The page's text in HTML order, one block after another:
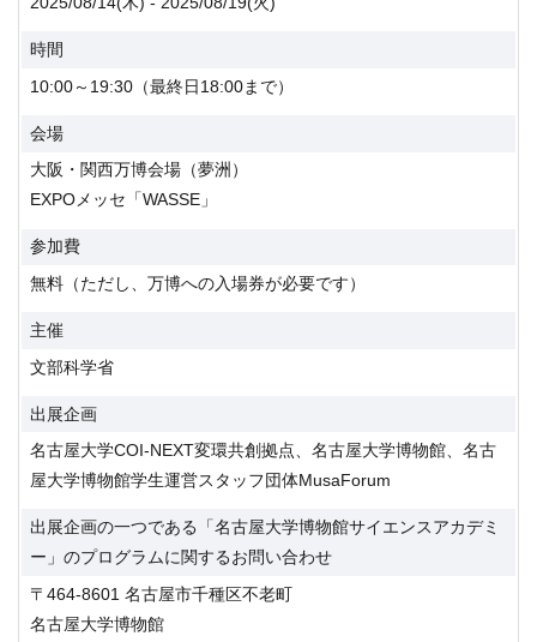
時間
10:00～19:30（最終日18:00まで）
会場
大阪・関西万博会場（夢洲）
EXPOメッセ「WASSE」
参加費
無料（ただし、万博への入場券が必要です）
主催
文部科学省
出展企画
名古屋大学COI-NEXT変環共創拠点、名古屋大学博物館、名古
屋大学博物館学生運営スタッフ団体MusaForum
出展企画の一つである「名古屋大学博物館サイエンスアカデミ
ー」のプログラムに関するお問い合わせ
〒464-8601 名古屋市千種区不老町
名古屋大学博物館